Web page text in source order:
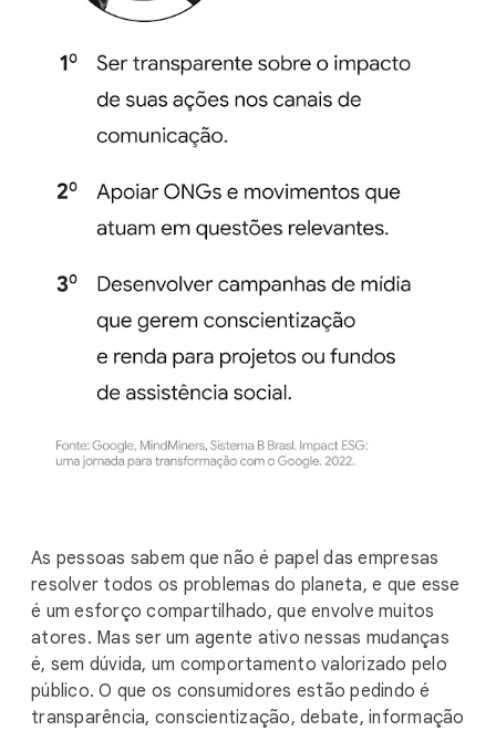
As pessoas sabem que não é papel das empresas
resolver todos os problemas do planeta, e que esse
é um esforço compartilhado, que envolve muitos
atores. Mas ser um agente ativo nessas mudanças
é, sem dúvida, um comportamento valorizado pelo
público. O que os consumidores estão pedindo é
transparência, conscientização, debate, informação